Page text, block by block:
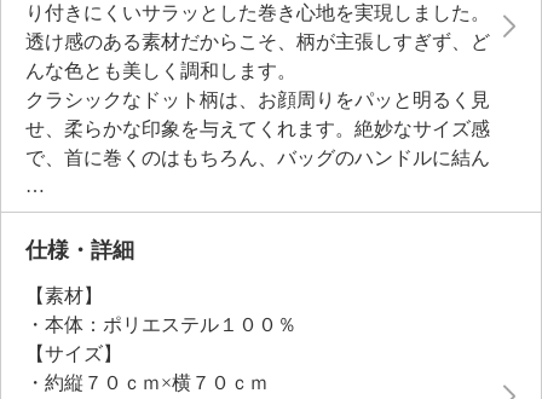
り付きにくいサラッとした巻き心地を実現しました。
透け感のある素材だからこそ、柄が主張しすぎず、ど
んな色とも美しく調和します。
クラシックなドット柄は、お顔周りをパッと明るく見
せ、柔らかな印象を与えてくれます。絶妙なサイズ感
で、首に巻くのはもちろん、バッグのハンドルに結ん
だり、ヘアアクセサリーとして取り入れたりと、さま
ざまなアレンジを楽しめる汎用性も魅力です。シワに
なりにくく、イージーケアなのもポイント。
●普段と同じサイズをおすすめ
仕様・詳細
【素材】
・本体：ポリエステル１００％
【サイズ】
・約縦７０ｃｍ×横７０ｃｍ